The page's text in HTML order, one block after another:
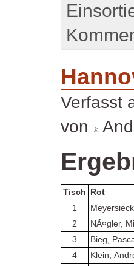
Verfasst
von
Tisch
Rot
1
2
NÃ¤gler,
3
Bieg,
4
Klein,